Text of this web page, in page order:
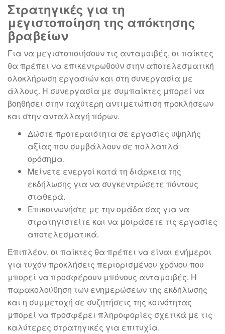
Στρατηγικές για τη
μεγιστοποίηση της απόκτησης
βραβείων
Για να μεγιστοποιήσουν τις ανταμοιβές, οι παίκτες
θα πρέπει να επικεντρωθούν στην αποτελεσματική
ολοκλήρωση εργασιών και στη συνεργασία με
άλλους. Η συνεργασία με συμπαίκτες μπορεί να
βοηθήσει στην ταχύτερη αντιμετώπιση προκλήσεων
και στην ανταλλαγή πόρων.
Δώστε προτεραιότητα σε εργασίες υψηλής
αξίας που συμβάλλουν σε πολλαπλά
ορόσημα.
Μείνετε ενεργοί κατά τη διάρκεια της
εκδήλωσης για να συγκεντρώσετε πόντους
σταθερά.
Επικοινωνήστε με την ομάδα σας για να
στρατηγιστείτε και να μοιράσετε τις εργασίες
αποτελεσματικά.
Επιπλέον, οι παίκτες θα πρέπει να είναι ενήμεροι
για τυχόν προκλήσεις περιορισμένου χρόνου που
μπορεί να προσφέρουν μπόνους ανταμοιβές. Η
παρακολούθηση των ενημερώσεων της εκδήλωσης
και η συμμετοχή σε συζητήσεις της κοινότητας
μπορεί να προσφέρει πληροφορίες σχετικά με τις
καλύτερες στρατηγικές για επιτυχία.